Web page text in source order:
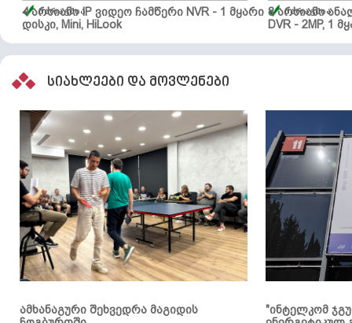
4 არხიანი IP ვიდეო ჩამწერი NVR - 1 მყარი
დისკი, Mini, HiLook
მარაგშია
8 არხიანი
DVR - 2MP, 1
მარაგშია
სიახლეები და მოვლენები
ამხანაგური შეხვედრა მაგიდის
"ინტელკომ